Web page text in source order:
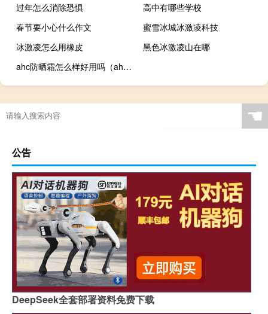
过年怎么消除恐惧
高中有哪些学校
春节要小心什么作文
蜜雪冰城冰激凌科技
冰激凌怎么用橡皮
黑色冰激凌山在哪
ahc防晒霜怎么样好用吗（ahc防晒霜怎么样）
☚
公告
DeepSeek全套部署资料免费下载